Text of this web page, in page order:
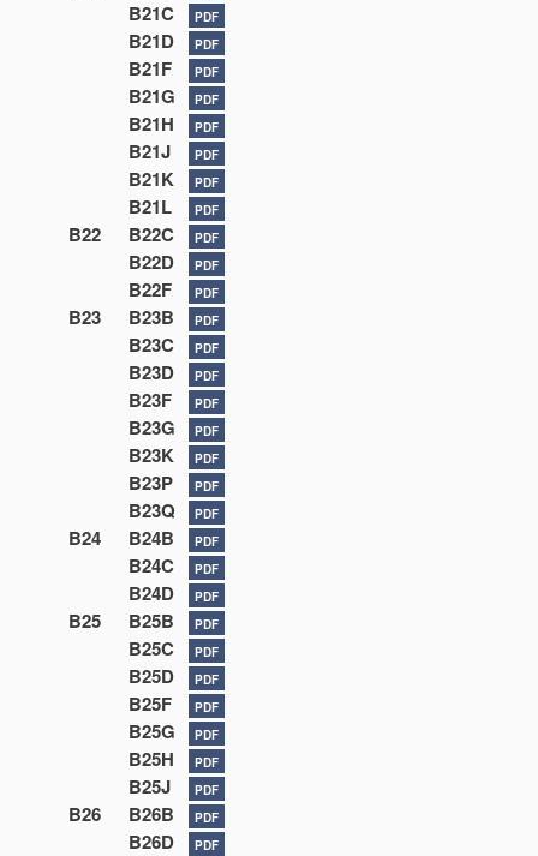
B21C PDF
B21D PDF
B21F PDF
B21G PDF
B21H PDF
B21J PDF
B21K PDF
B21L PDF
B22 B22C PDF
B22D PDF
B22F PDF
B23 B23B PDF
B23C PDF
B23D PDF
B23F PDF
B23G PDF
B23K PDF
B23P PDF
B23Q PDF
B24 B24B PDF
B24C PDF
B24D PDF
B25 B25B PDF
B25C PDF
B25D PDF
B25F PDF
B25G PDF
B25H PDF
B25J PDF
B26 B26B PDF
B26D PDF